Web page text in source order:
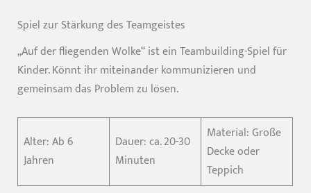
Spiel zur Stärkung des Teamgeistes
„Auf der fliegenden Wolke“ ist ein Teambuilding-Spiel für
Kinder. Könnt ihr miteinander kommunizieren und
gemeinsam das Problem zu lösen.
Alter: Ab 6
Jahren
Dauer: ca. 20-30
Minuten
Material: Große
Decke oder
Teppich